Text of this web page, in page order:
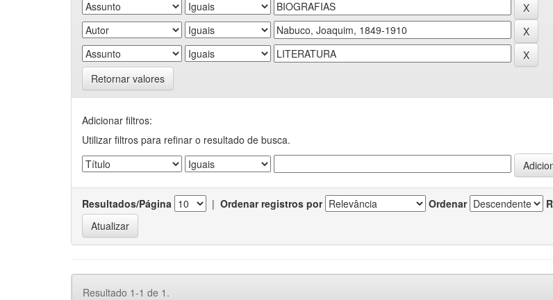
Retornar valores
Adicionar filtros:
Utilizar filtros para refinar o resultado de busca.
Resultados/Página | Ordenar registros por Ordenar
Resultado 1-1 de 1.